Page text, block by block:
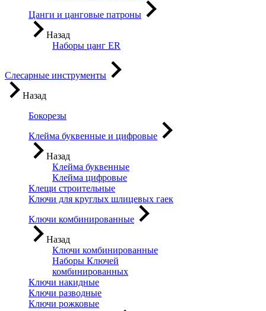
Цанги и цанговые патроны
Назад
Наборы цанг ER
Слесарные инструменты
Назад
Бокорезы
Клейма буквенные и цифровые
Назад
Клейма буквенные
Клейма цифровые
Клещи строительные
Ключи для круглых шлицевых гаек
Ключи комбинированные
Назад
Ключи комбинированные
Наборы Ключей
комбинированных
Ключи накидные
Ключи разводные
Ключи рожковые